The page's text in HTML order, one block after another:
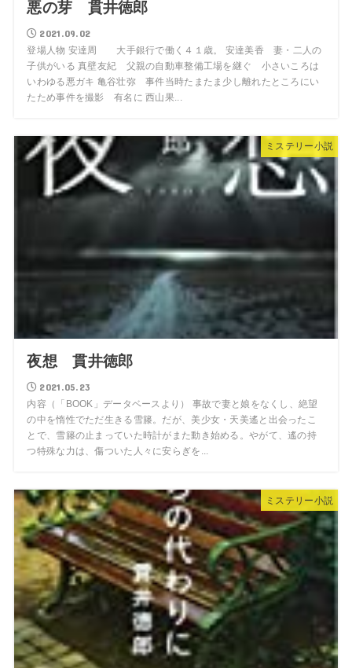
悪の芽 貫井徳郎
2021.09.02
登場人物 安達周 大手銀行で働く４１歳。 安達美香 妻・二人の
子供がいる 真壁友紀 父親の自動車整備工場を継ぐ 小さいころは
いわゆる悪ガキ 亀谷壮弥 事件当時たまたま少し離れたところにい
たため事件を撮影 有名に 西山果...
ミステリー小説
夜想 貫井徳郎
2021.05.23
内容（「BOOK」データベースより） 事故で妻と娘をなくし、絶望
の中を惰性でただ生きる雪籐。だが、美少女・天美遙と出会ったこ
とで、雪籐の止まっていた時計がまた動き始める。やがて、遙の持
つ特殊な力は、傷ついた人々に安らぎを...
ミステリー小説